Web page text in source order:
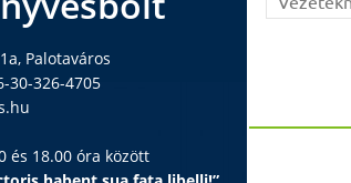
Palotaváros
30-326-4705
és 18.00 óra között